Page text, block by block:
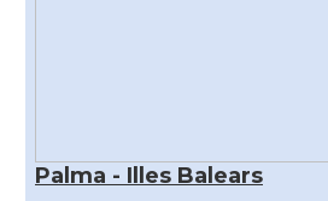
Palma - Illes Balears